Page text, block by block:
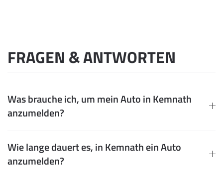
FRAGEN & ANTWORTEN
Was brauche ich, um mein Auto in Kemnath
anzumelden?
Wie lange dauert es, in Kemnath ein Auto
anzumelden?